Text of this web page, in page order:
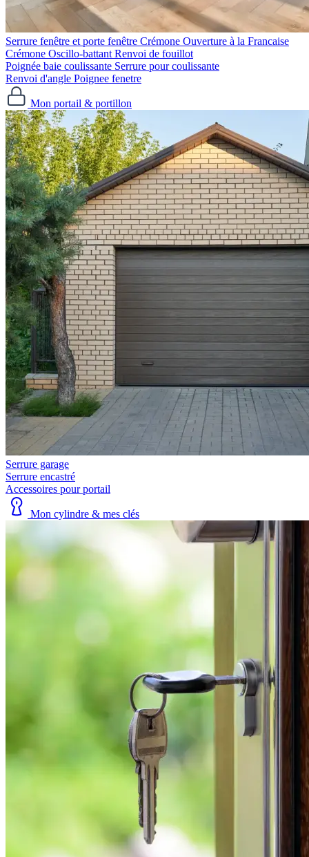
Serrure fenêtre et porte fenêtre Crémone Ouverture à la Francaise
Crémone Oscillo-battant Renvoi de fouillot
Poignée baie coulissante Serrure pour coulissante
Renvoi d'angle Poignee fenetre
Mon portail & portillon
Serrure garage
Serrure encastré
Accessoires pour portail
Mon cylindre & mes clés